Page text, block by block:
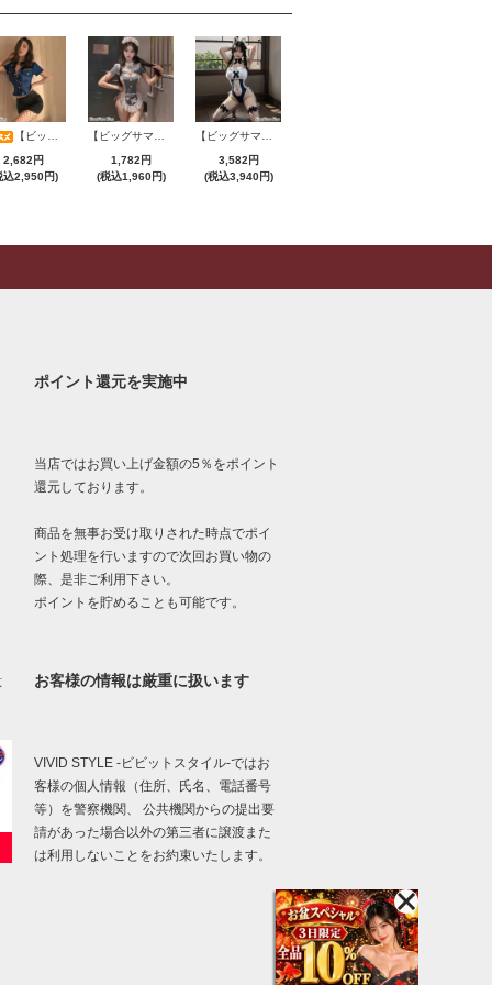
【ビッグサマーセール対象品】セクシーコスプレ(SEXYCOSPLAY) 2775
2,682円
込2,950円)
1,782円
(税込1,960円)
3,582円
(税込3,940円)
ポイント還元を実施中
当店ではお買い上げ金額の5％をポイント
還元しております。
商品を無事お受け取りされた時点でポイ
ント処理を行いますので次回お買い物の
際、是非ご利用下さい。
ポイントを貯めることも可能です。
お客様の情報は厳重に扱います
VIVID STYLE -ビビットスタイル-ではお
客様の個人情報（住所、氏名、電話番号
等）を警察機関、 公共機関からの提出要
請があった場合以外の第三者に譲渡また
は利用しないことをお約束いたします。